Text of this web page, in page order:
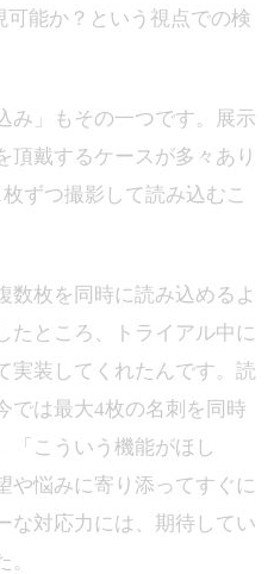
可能か？という視点での検
み」もその一つです。展示
頂戴するケースが多々あり
ずつ撮影して読み込むこ
数枚を同時に読み込めるよ
たところ、トライアル中に
実装してくれたんです。読
では最大4枚の名刺を同時
「こういう機能がほし
や悩みに寄り添ってすぐに
な対応力には、期待してい